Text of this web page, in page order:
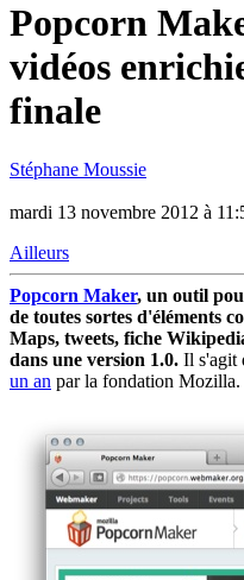
Popcorn
vidéos
finale
Stéphane Moussie
mardi 13 novembre 2012 à
Ailleurs
Popcorn Maker, un outil
de toutes sortes d'éléments
Maps, tweets, fiche
dans une version 1.0. Il s'agit
un an par la fondation Mozilla.